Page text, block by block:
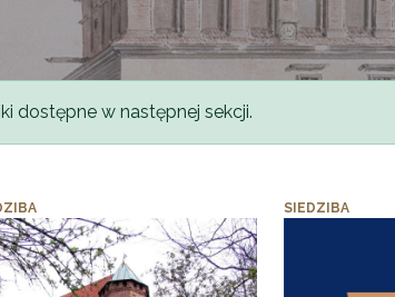
dostępne w następnej sekcji.
SIEDZIBA